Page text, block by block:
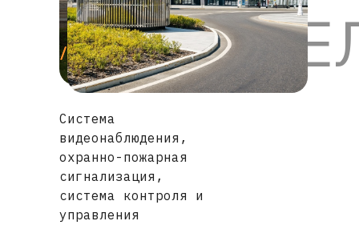
/смотреть все проекты
/подробнее
/подробнее
/подробнее
Система
видеонаблюдения,
охранно-пожарная
сигнализация,
система контроля и
управления